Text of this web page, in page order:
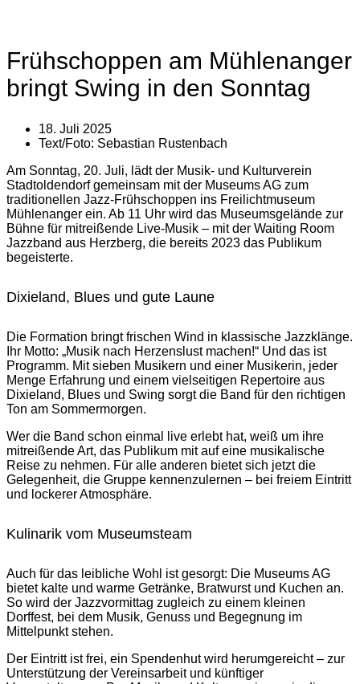
Frühschoppen am Mühlenanger
bringt Swing in den Sonntag
18. Juli 2025
Text/Foto: Sebastian Rustenbach
Am Sonntag, 20. Juli, lädt der Musik- und Kulturverein
Stadtoldendorf gemeinsam mit der Museums AG zum
traditionellen Jazz-Frühschoppen ins Freilichtmuseum
Mühlenanger ein. Ab 11 Uhr wird das Museumsgelände zur
Bühne für mitreißende Live-Musik – mit der Waiting Room
Jazzband aus Herzberg, die bereits 2023 das Publikum
begeisterte.
Dixieland, Blues und gute Laune
Die Formation bringt frischen Wind in klassische Jazzklänge.
Ihr Motto: „Musik nach Herzenslust machen!“ Und das ist
Programm. Mit sieben Musikern und einer Musikerin, jeder
Menge Erfahrung und einem vielseitigen Repertoire aus
Dixieland, Blues und Swing sorgt die Band für den richtigen
Ton am Sommermorgen.
Wer die Band schon einmal live erlebt hat, weiß um ihre
mitreißende Art, das Publikum mit auf eine musikalische
Reise zu nehmen. Für alle anderen bietet sich jetzt die
Gelegenheit, die Gruppe kennenzulernen – bei freiem Eintritt
und lockerer Atmosphäre.
Kulinarik vom Museumsteam
Auch für das leibliche Wohl ist gesorgt: Die Museums AG
bietet kalte und warme Getränke, Bratwurst und Kuchen an.
So wird der Jazzvormittag zugleich zu einem kleinen
Dorffest, bei dem Musik, Genuss und Begegnung im
Mittelpunkt stehen.
Der Eintritt ist frei, ein Spendenhut wird herumgereicht – zur
Unterstützung der Vereinsarbeit und künftiger